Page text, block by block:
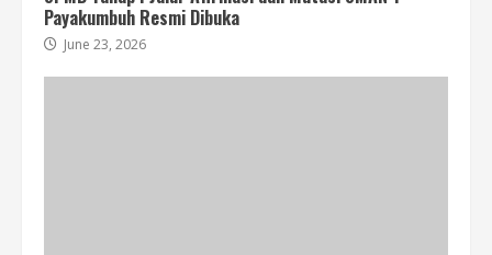
Payakumbuh Resmi Dibuka
June 23, 2026